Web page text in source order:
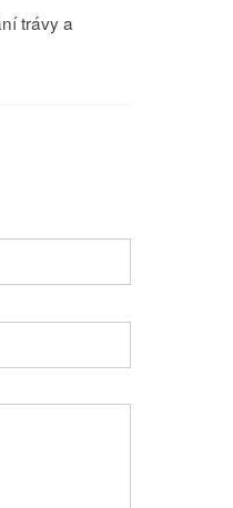
trávy a